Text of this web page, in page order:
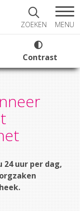
ZOEKEN MENU
Contrast
uur per dag,